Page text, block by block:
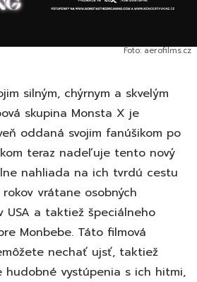
Foto: aerofilms.cz
silným, chýrnym a skvelým
skupina Monsta X je
oddaná svojim fanúšikom po
teraz nadeľuje tento nový
nahliada na ich tvrdú cestu
vrátane osobných
USA a taktiež špeciálneho
Monbebe. Táto filmová
nechať ujsť, taktiež
hudobné vystúpenia s ich hitmi,